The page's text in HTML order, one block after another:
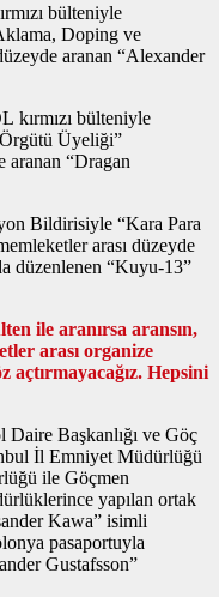
bülteniyle
Doping ve
aranan “Alexander
kırmızı bülteniyle
Üyeliği”
aranan “Dragan
Bildirisiyle “Kara Para
arası düzeyde
düzenlenen “Kuyu-13”
ile aranırsa aransın,
arası organize
Hepsini
Başkanlığı ve Göç
İl Emniyet Müdürlüğü
ile Göçmen
yapılan ortak
Kawa” isimli
pasaportuyla
Gustafsson”